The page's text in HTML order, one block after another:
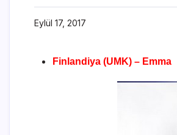
Eylül 17, 2017
Finlandiya (UMK) – Emma